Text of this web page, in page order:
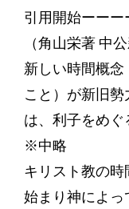
引用開始ーー
（角山栄著 中
新しい時間概
こと）が新旧
は、利子をめぐ
※中略
キリスト教の
始まり神によっ